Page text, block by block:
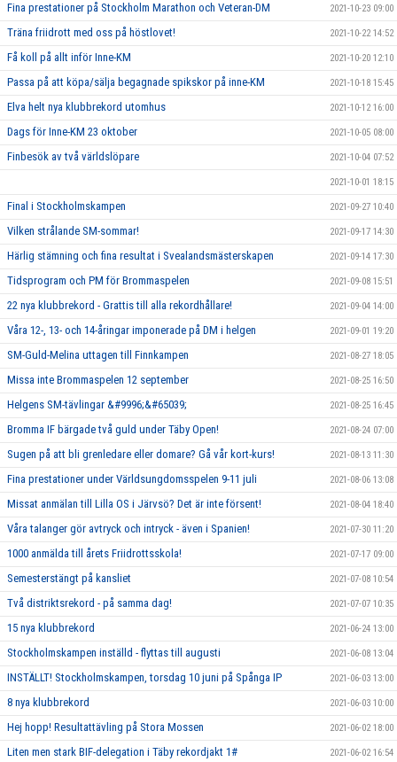
Fina prestationer på Stockholm Marathon och Veteran-DM 2021-10-23 09:00
Träna friidrott med oss på höstlovet! 2021-10-22 14:52
Få koll på allt inför Inne-KM 2021-10-20 12:10
Passa på att köpa/sälja begagnade spikskor på inne-KM 2021-10-18 15:45
Elva helt nya klubbrekord utomhus 2021-10-12 16:00
Dags för Inne-KM 23 oktober 2021-10-05 08:00
Finbesök av två världslöpare 2021-10-04 07:52
2021-10-01 18:15
Final i Stockholmskampen 2021-09-27 10:40
Vilken strålande SM-sommar! 2021-09-17 14:30
Härlig stämning och fina resultat i Svealandsmästerskapen 2021-09-14 17:30
Tidsprogram och PM för Brommaspelen 2021-09-08 15:51
22 nya klubbrekord - Grattis till alla rekordhållare! 2021-09-04 14:00
Våra 12-, 13- och 14-åringar imponerade på DM i helgen 2021-09-01 19:20
SM-Guld-Melina uttagen till Finnkampen 2021-08-27 18:05
Missa inte Brommaspelen 12 september 2021-08-25 16:50
Helgens SM-tävlingar &#9996;&#65039; 2021-08-25 16:45
Bromma IF bärgade två guld under Täby Open! 2021-08-24 07:00
Sugen på att bli grenledare eller domare? Gå vår kort-kurs! 2021-08-13 11:30
Fina prestationer under Världsungdomsspelen 9-11 juli 2021-08-06 13:08
Missat anmälan till Lilla OS i Järvsö? Det är inte försent! 2021-08-04 18:40
Våra talanger gör avtryck och intryck - även i Spanien! 2021-07-30 11:20
1000 anmälda till årets Friidrottsskola! 2021-07-17 09:00
Semesterstängt på kansliet 2021-07-08 10:54
Två distriktsrekord - på samma dag! 2021-07-07 10:35
15 nya klubbrekord 2021-06-24 13:00
Stockholmskampen inställd - flyttas till augusti 2021-06-08 13:04
INSTÄLLT! Stockholmskampen, torsdag 10 juni på Spånga IP 2021-06-03 13:00
8 nya klubbrekord 2021-06-03 10:00
Hej hopp! Resultattävling på Stora Mossen 2021-06-02 18:00
Liten men stark BIF-delegation i Täby rekordjakt 1# 2021-06-02 16:54